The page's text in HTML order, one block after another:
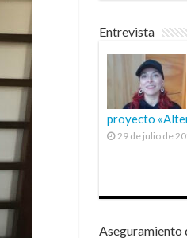
Entrevista
proyecto
29 de julio de
Aseguramiento